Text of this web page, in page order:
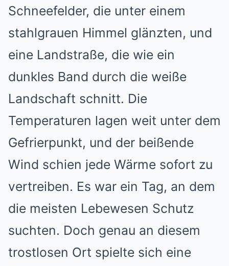
Schneefelder, die unter einem
stahlgrauen Himmel glänzten, und
eine Landstraße, die wie ein
dunkles Band durch die weiße
Landschaft schnitt. Die
Temperaturen lagen weit unter dem
Gefrierpunkt, und der beißende
Wind schien jede Wärme sofort zu
vertreiben. Es war ein Tag, an dem
die meisten Lebewesen Schutz
suchten. Doch genau an diesem
trostlosen Ort spielte sich eine